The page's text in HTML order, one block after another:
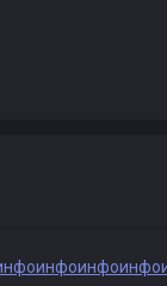
инфоинфоинфо